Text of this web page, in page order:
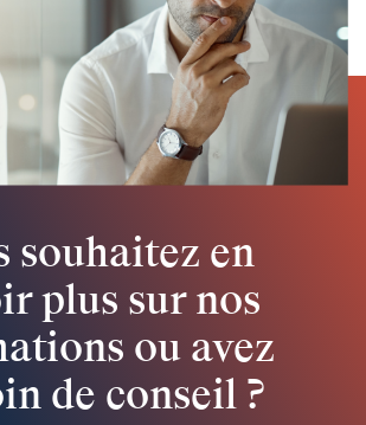
souhaitez en
plus sur nos
ou avez
de conseil ?